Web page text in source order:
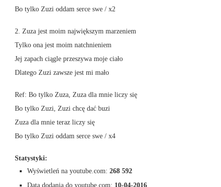
Bo tylko Zuzi oddam serce swe / x2
2. Zuza jest moim największym marzeniem
Tylko ona jest moim natchnieniem
Jej zapach ciągle przeszywa moje ciało
Dlatego Zuzi zawsze jest mi mało
Ref: Bo tylko Zuza, Zuza dla mnie liczy się
Bo tylko Zuzi, Zuzi chcę dać buzi
Zuza dla mnie teraz liczy się
Bo tylko Zuzi oddam serce swe / x4
Statystyki:
Wyświetleń na youtube.com: 268 592
Data dodania do youtube.com: 10-04-2016